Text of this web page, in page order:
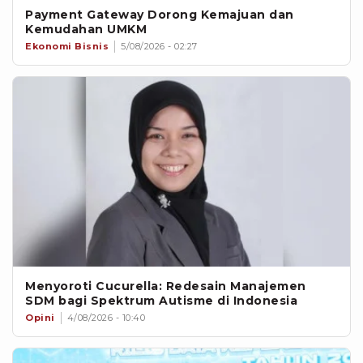
Payment Gateway Dorong Kemajuan dan
Kemudahan UMKM
Ekonomi Bisnis 5/08/2026 - 02:27
Menyoroti Cucurella: Redesain Manajemen
SDM bagi Spektrum Autisme di Indonesia
Opini 4/08/2026 - 10:40